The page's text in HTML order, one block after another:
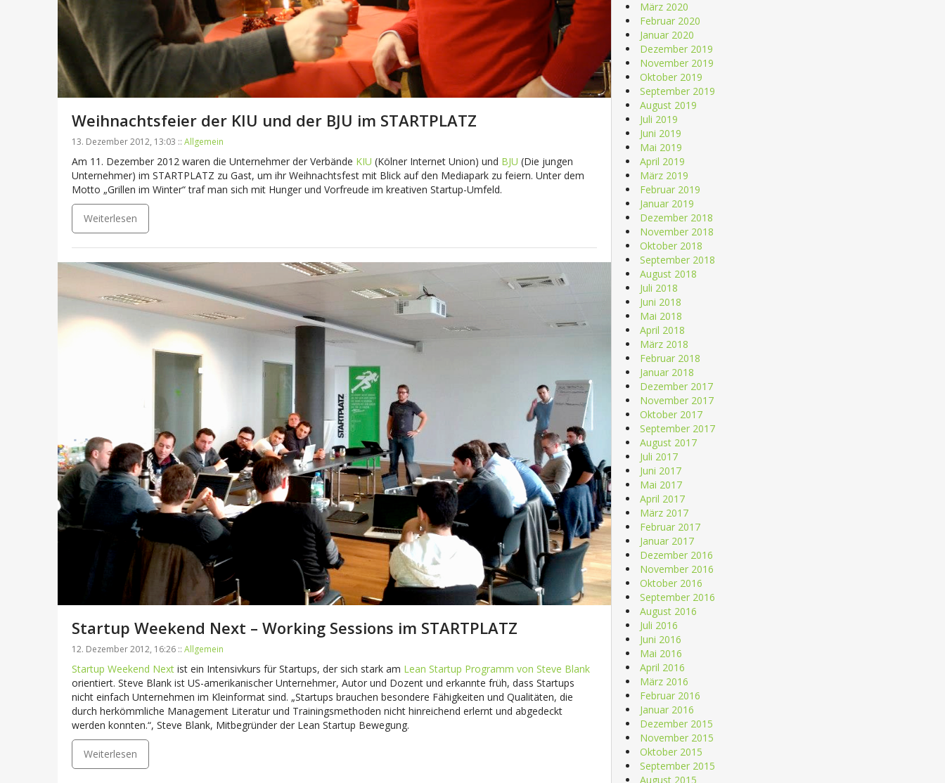
Weihnachtsfeier der KIU und der BJU im STARTPLATZ
13. Dezember 2012, 13:03 :: Allgemein
Am 11. Dezember 2012 waren die Unternehmer der Verbände KIU (Kölner Internet Union) und BJU (Die jungen
Unternehmer) im STARTPLATZ zu Gast, um ihr Weihnachtsfest mit Blick auf den Mediapark zu feiern. Unter dem
Motto „Grillen im Winter“ traf man sich mit Hunger und Vorfreude im kreativen Startup-Umfeld.
Weiterlesen
Startup Weekend Next – Working Sessions im STARTPLATZ
12. Dezember 2012, 16:26 :: Allgemein
Startup Weekend Next ist ein Intensivkurs für Startups, der sich stark am Lean Startup Programm von Steve Blank
orientiert. Steve Blank ist US-amerikanischer Unternehmer, Autor und Dozent und erkannte früh, dass Startups
nicht einfach Unternehmen im Kleinformat sind. „Startups brauchen besondere Fähigkeiten und Qualitäten, die
durch herkömmliche Management Literatur und Trainingsmethoden nicht hinreichend erlernt und abgedeckt
werden konnten.“, Steve Blank, Mitbegründer der Lean Startup Bewegung.
Weiterlesen
März 2020
Februar 2020
Januar 2020
Dezember 2019
November 2019
Oktober 2019
September 2019
August 2019
Juli 2019
Juni 2019
Mai 2019
April 2019
März 2019
Februar 2019
Januar 2019
Dezember 2018
November 2018
Oktober 2018
September 2018
August 2018
Juli 2018
Juni 2018
Mai 2018
April 2018
März 2018
Februar 2018
Januar 2018
Dezember 2017
November 2017
Oktober 2017
September 2017
August 2017
Juli 2017
Juni 2017
Mai 2017
April 2017
März 2017
Februar 2017
Januar 2017
Dezember 2016
November 2016
Oktober 2016
September 2016
August 2016
Juli 2016
Juni 2016
Mai 2016
April 2016
März 2016
Februar 2016
Januar 2016
Dezember 2015
November 2015
Oktober 2015
September 2015
August 2015